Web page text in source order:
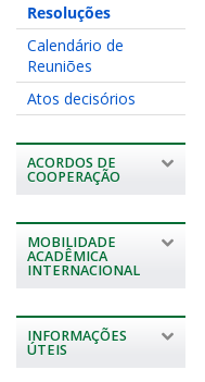
Resoluções
Calendário de
Reuniões
Atos decisórios
ACORDOS DE
COOPERAÇÃO
MOBILIDADE
ACADÊMICA
INTERNACIONAL
INFORMAÇÕES
ÚTEIS